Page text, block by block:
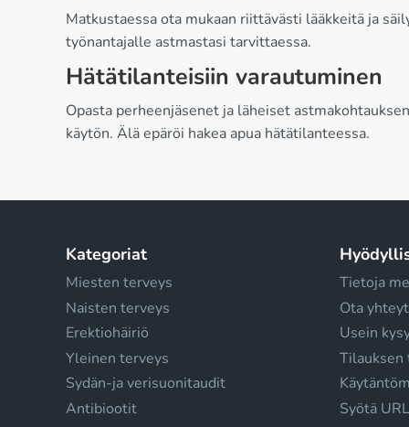
Matkustaessa ota mukaan riittävästi lääkkeitä ja
työnantajalle astmastasi tarvittaessa.
Hätätilanteisiin varautuminen
Opasta perheenjäsenet ja läheiset
käytön. Älä epäröi hakea apua hätätilanteessa.
Kategoriat
Miesten terveys
Naisten terveys
Erektiohäiriö
Yleinen terveys
Sydän-ja verisuonitaudit
Antibiootit
Tietoja
Ota
Usein
Tilauksen
Syötä